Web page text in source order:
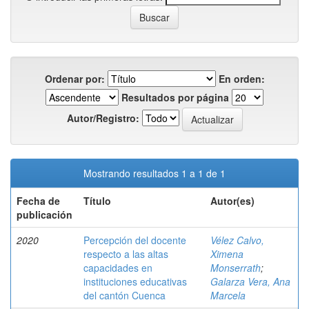
Ordenar por:
En orden:
Resultados por página
Autor/Registro:
Mostrando resultados 1 a 1 de 1
Fecha de
publicación
Título Autor(es)
2020
Percepción del docente
respecto a las altas
capacidades en
instituciones educativas
del cantón Cuenca
Vélez Calvo,
Ximena
Monserrath;
Galarza Vera, Ana
Marcela